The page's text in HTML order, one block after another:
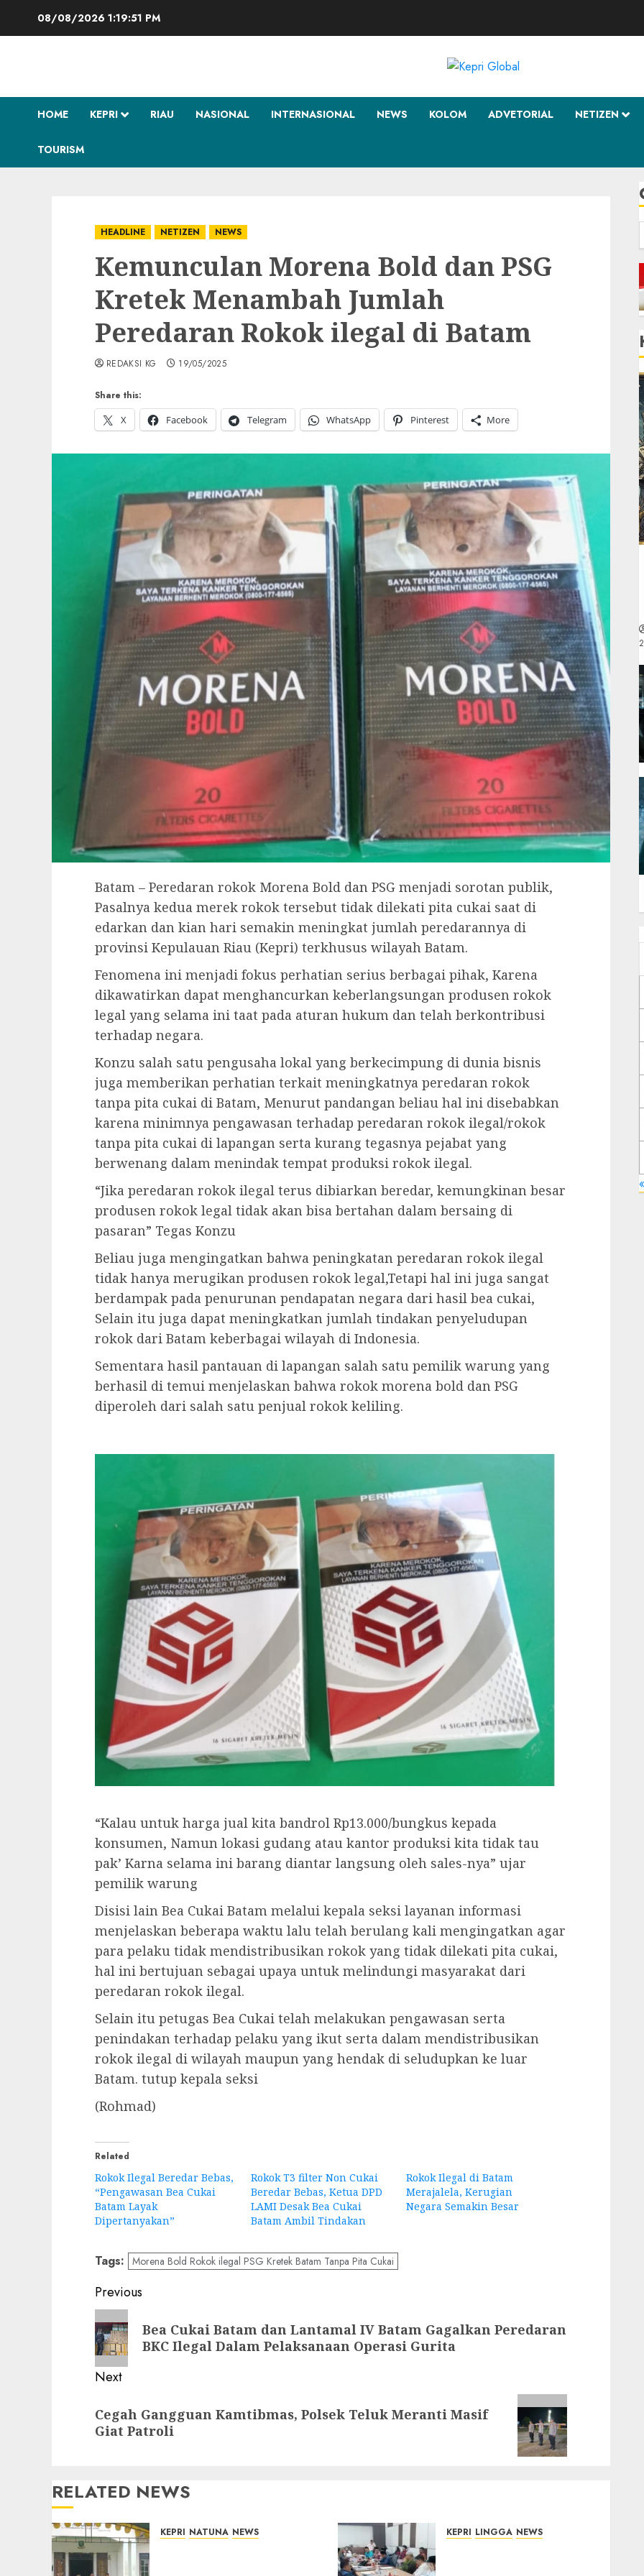
08/08/2026 1:19:52 PM
HOME KEPRI RIAU NASIONAL INTERNASIONAL NEWS KOLOM ADVETORIAL NETIZEN
TOURISM
HEADLINE NETIZEN NEWS
Kemunculan Morena Bold dan PSG
Kretek Menambah Jumlah
Peredaran Rokok ilegal di Batam
Share this:
X
Facebook Telegram WhatsApp Pinterest More
REDAKSI KG 19/05/2025
Batam – Peredaran rokok Morena Bold dan PSG menjadi sorotan publik,
Pasalnya kedua merek rokok tersebut tidak dilekati pita cukai saat di
edarkan dan kian hari semakin meningkat jumlah peredarannya di
provinsi Kepulauan Riau (Kepri) terkhusus wilayah Batam.
Fenomena ini menjadi fokus perhatian serius berbagai pihak, Karena
dikawatirkan dapat menghancurkan keberlangsungan produsen rokok
legal yang selama ini taat pada aturan hukum dan telah berkontribusi
terhadap negara.
Konzu salah satu pengusaha lokal yang berkecimpung di dunia bisnis
juga memberikan perhatian terkait meningkatnya peredaran rokok
tanpa pita cukai di Batam, Menurut pandangan beliau hal ini disebabkan
karena minimnya pengawasan terhadap peredaran rokok ilegal/rokok
tanpa pita cukai di lapangan serta kurang tegasnya pejabat yang
berwenang dalam menindak tempat produksi rokok ilegal.
“Jika peredaran rokok ilegal terus dibiarkan beredar, kemungkinan besar
produsen rokok legal tidak akan bisa bertahan dalam bersaing di
pasaran” Tegas Konzu
Beliau juga mengingatkan bahwa peningkatan peredaran rokok ilegal
tidak hanya merugikan produsen rokok legal,Tetapi hal ini juga sangat
berdampak pada penurunan pendapatan negara dari hasil bea cukai,
Selain itu juga dapat meningkatkan jumlah tindakan penyeludupan
rokok dari Batam keberbagai wilayah di Indonesia.
Sementara hasil pantauan di lapangan salah satu pemilik warung yang
berhasil di temui menjelaskan bahwa rokok morena bold dan PSG
diperoleh dari salah satu penjual rokok keliling.
“Kalau untuk harga jual kita bandrol Rp13.000/bungkus kepada
konsumen, Namun lokasi gudang atau kantor produksi kita tidak tau
pak’ Karna selama ini barang diantar langsung oleh sales-nya” ujar
pemilik warung
Disisi lain Bea Cukai Batam melalui kepala seksi layanan informasi
menjelaskan beberapa waktu lalu telah berulang kali mengingatkan agar
para pelaku tidak mendistribusikan rokok yang tidak dilekati pita cukai,
hal ini bertujuan sebagai upaya untuk melindungi masyarakat dari
peredaran rokok ilegal.
Selain itu petugas Bea Cukai telah melakukan pengawasan serta
penindakan terhadap pelaku yang ikut serta dalam mendistribusikan
rokok ilegal di wilayah maupun yang hendak di seludupkan ke luar
Batam. tutup kepala seksi
(Rohmad)
Related
Rokok Ilegal Beredar Bebas,
“Pengawasan Bea Cukai
Batam Layak
Dipertanyakan”
Rokok T3 filter Non Cukai
Beredar Bebas, Ketua DPD
LAMI Desak Bea Cukai
Batam Ambil Tindakan
Rokok Ilegal di Batam
Merajalela, Kerugian
Negara Semakin Besar
Tags: Morena Bold Rokok ilegal PSG Kretek Batam Tanpa Pita Cukai
Post
navigation
Previous
Previous
post:
Bea Cukai Batam dan Lantamal IV Batam Gagalkan Peredaran
BKC Ilegal Dalam Pelaksanaan Operasi Gurita
Next
post:
Cegah Gangguan Kamtibmas, Polsek Teluk Meranti Masif
Giat Patroli
RELATED NEWS
KEPRI NATUNA NEWS KEPRI LINGGA NEWS